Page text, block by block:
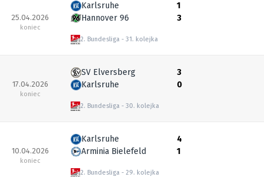
25.04.2026
koniec
Karlsruhe
Hannover 96
2. Bundesliga 31. kolejka
1
3
17.04.2026
koniec
SV Elversberg
Karlsruhe
2. Bundesliga 30. kolejka
3
0
10.04.2026
koniec
Karlsruhe
Arminia Bielefeld
2. Bundesliga 29. kolejka
4
1